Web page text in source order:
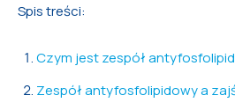
Spis treści:
Czym jest zespół
Zespół antyfosfolipidowy a